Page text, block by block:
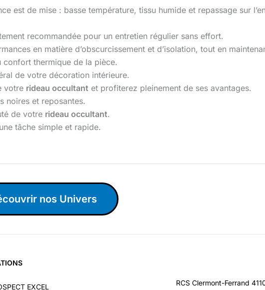
est de mise : basse température, tissu humide et repassage sur
recommandée pour un entretien régulier sans effort.
en matière d’obscurcissement et d’isolation, tout en
confort thermique de la pièce.
de votre décoration intérieure.
votre rideau occultant et profiterez pleinement de ses avantages.
noires et reposantes.
de votre rideau occultant.
tâche simple et rapide.
nos Univers
EXCEL RCS Clermont-Ferrand